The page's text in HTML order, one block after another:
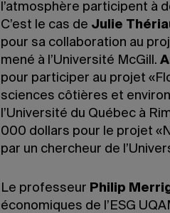
l’atmosphère participent à
C’est le cas de Julie
pour sa collaboration au
mené à l’Université McGill.
pour participer au projet
sciences côtières et
l’Université du Québec à
000 dollars pour le projet
par un chercheur de
Le professeur Philip
économiques de l’ESG